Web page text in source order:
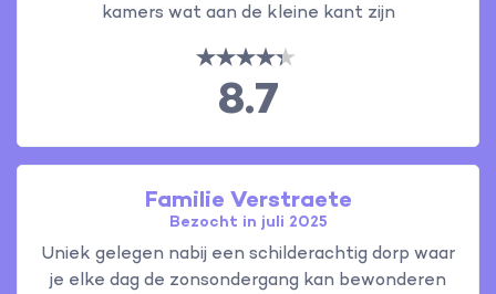
kamers wat aan de kleine kant zijn
8.7
Familie Verstraete
Bezocht in juli 2025
Uniek gelegen nabij een schilderachtig dorp waar
je elke dag de zonsondergang kan bewonderen